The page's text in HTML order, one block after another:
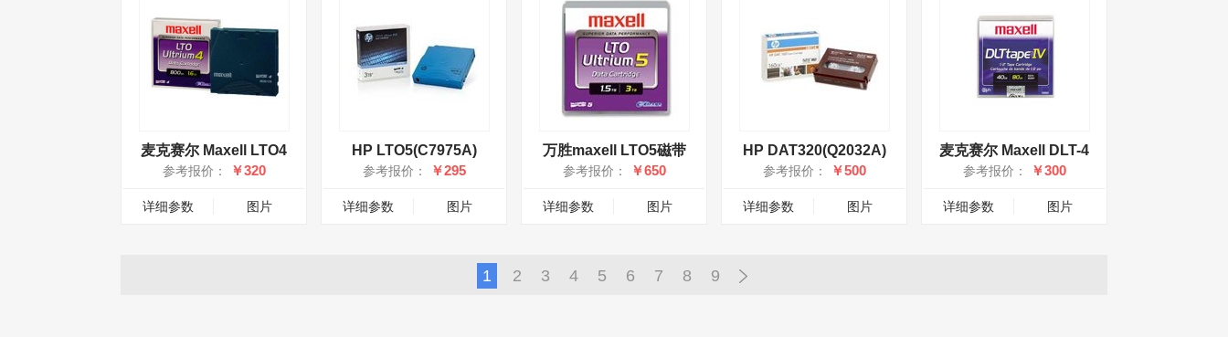
麦克赛尔 Maxell LTO4
参考报价： ￥320
详细参数 图片
HP LTO5(C7975A)
参考报价： ￥295
详细参数 图片
万胜maxell LTO5磁带
参考报价： ￥650
详细参数 图片
HP DAT320(Q2032A)
参考报价： ￥500
详细参数 图片
麦克赛尔 Maxell DLT-4
参考报价： ￥300
详细参数 图片
1 2 3 4 5 6 7 8 9